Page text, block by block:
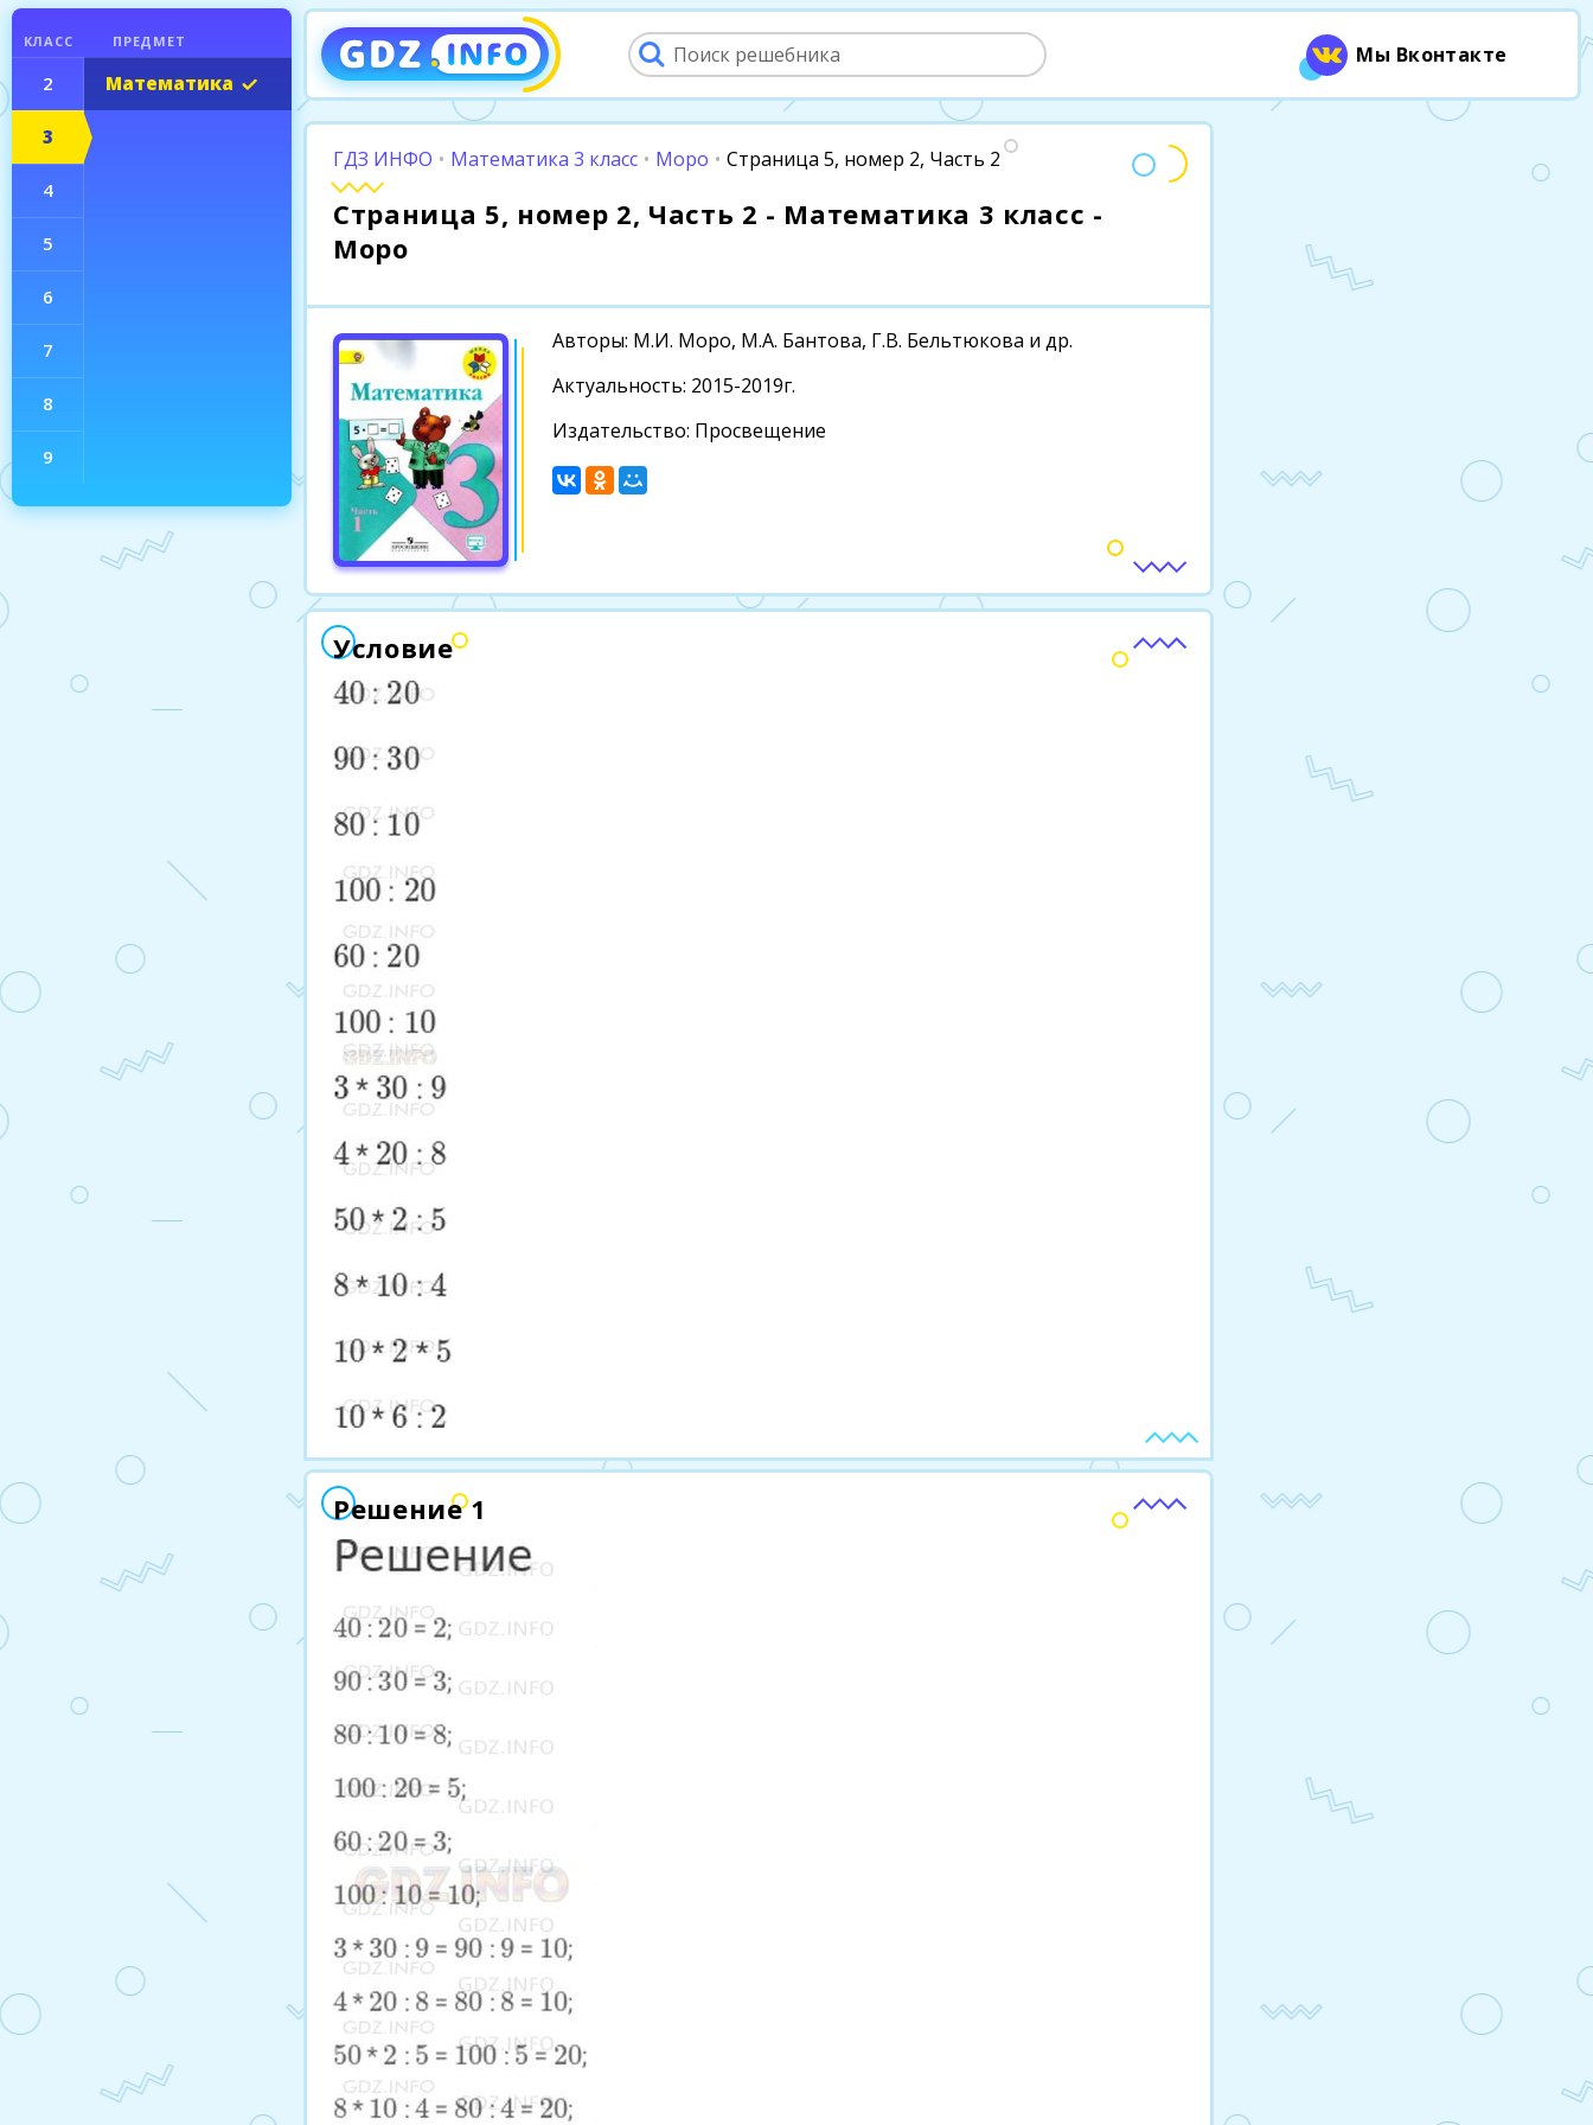
ГДЗ ИНФО • Математика 3 класс • Моро • Страница 5, номер 2, Часть 2
Страница 5, номер 2, Часть 2 - Математика 3 класс -
Моро
Авторы: М.И. Моро, М.А. Бантова, Г.В. Бельтюкова и др.
Актуальность: 2015-2019г.
Издательство: Просвещение
Условие
Решение 1
КЛАСС ПРЕДМЕТ
2
3
Математика
4
5
6
7
8
9
Мы Вконтакте